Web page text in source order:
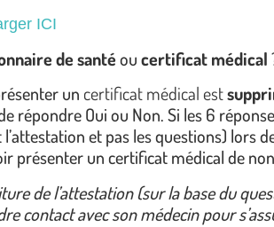
ICI
de santéoucertificat médical
un certificat médical est
répondre Oui ou Non. Si les 6
et pas les questions) lors
présenter un certificat médical de
de l’attestation (sur la base du
contact avec son médecin pour